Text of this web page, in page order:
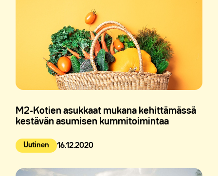
M2-Kotien asukkaat mukana kehittämässä
kestävän asumisen kummitoimintaa
Uutinen
Julkaistu: 16.12.2020